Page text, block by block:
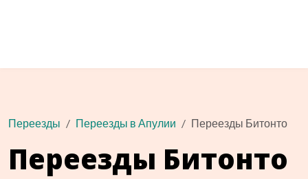
Переезды Переезды в Апулии Переезды Битонто
Переезды Битонто